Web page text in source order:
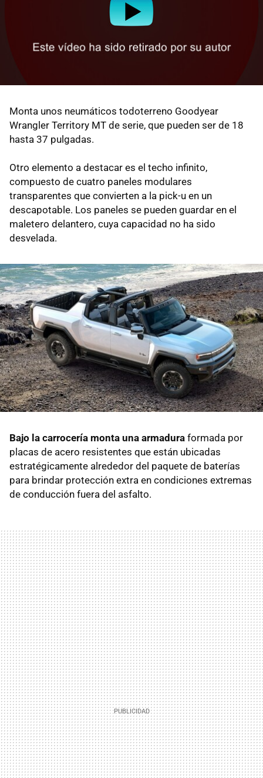
Monta unos neumáticos todoterreno Goodyear
Wrangler Territory MT de serie, que pueden ser de 18
hasta 37 pulgadas.
Otro elemento a destacar es el techo infinito,
compuesto de cuatro paneles modulares
transparentes que convierten a la pick-u en un
descapotable. Los paneles se pueden guardar en el
maletero delantero, cuya capacidad no ha sido
desvelada.
Bajo la carrocería monta una armadura formada por
placas de acero resistentes que están ubicadas
estratégicamente alrededor del paquete de baterías
para brindar protección extra en condiciones extremas
de conducción fuera del asfalto.